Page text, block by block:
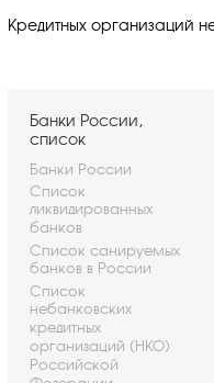
Кредитных организаций
Банки России,
список
Банки России
Список
ликвидированных
банков
Список санируемых
банков в России
Список
небанковских
кредитных
организаций (НКО)
Российской